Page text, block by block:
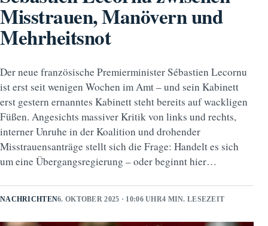
Misstrauen, Manövern und
Mehrheitsnot
Der neue französische Premierminister Sébastien Lecornu
ist erst seit wenigen Wochen im Amt – und sein Kabinett
erst gestern ernanntes Kabinett steht bereits auf wackligen
Füßen. Angesichts massiver Kritik von links und rechts,
interner Unruhe in der Koalition und drohender
Misstrauensanträge stellt sich die Frage: Handelt es sich
um eine Übergangsregierung – oder beginnt hier…
NACHRICHTEN6. OKTOBER 2025 · 10:06 UHR4 MIN. LESEZEIT